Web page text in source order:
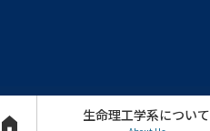
生命理工学系について